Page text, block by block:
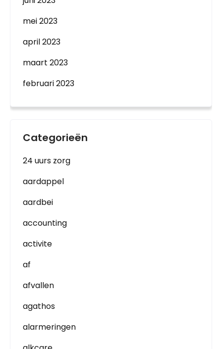
mei 2023
april 2023
maart 2023
februari 2023
Categorieën
24 uurs zorg
aardappel
aardbei
accounting
activite
af
afvallen
agathos
alarmeringen